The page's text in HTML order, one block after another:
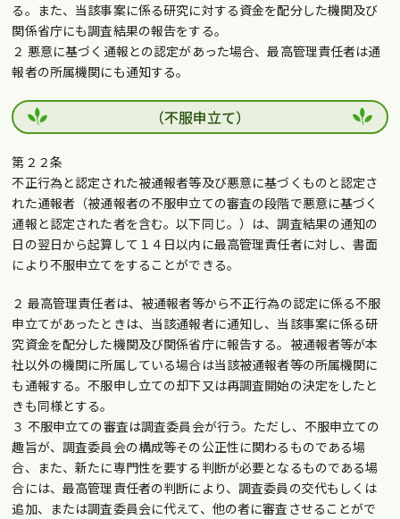
る。また、当該事案に係る研究に対する資金を配分した機関及び
関係省庁にも調査結果の報告をする。
２ 悪意に基づく通報との認定があった場合、最高管理責任者は通
報者の所属機関にも通知する。
（不服申立て）
第２２条
不正行為と認定された被通報者等及び悪意に基づくものと認定さ
れた通報者（被通報者の不服申立ての審査の段階で悪意に基づく
通報と認定された者を含む。以下同じ。）は、調査結果の通知の
日の翌日から起算して１４日以内に最高管理責任者に対し、書面
により不服申立てをすることができる。
２ 最高管理責任者は、被通報者等から不正行為の認定に係る不服
申立てがあったときは、当該通報者に通知し、当該事案に係る研
究資金を配分した機関及び関係省庁に報告する。被通報者等が本
社以外の機関に所属している場合は当該被通報者等の所属機関に
も通報する。不服申し立ての却下又は再調査開始の決定をしたと
きも同様とする。
３ 不服申立ての審査は調査委員会が行う。ただし、不服申立ての
趣旨が、調査委員会の構成等その公正性に関わるものである場
合、また、新たに専門性を要する判断が必要となるものである場
合には、最高管理責任者の判断により、調査委員の交代もしくは
追加、または調査委員会に代えて、他の者に審査させることがで